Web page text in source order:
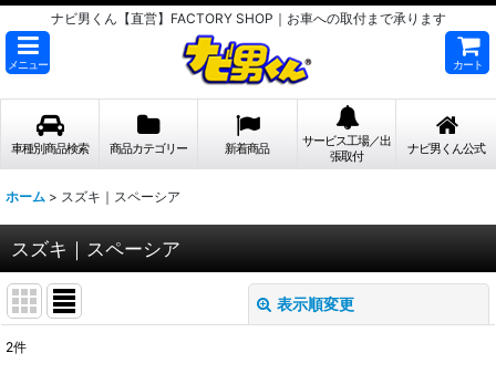
ナビ男くん【直営】FACTORY SHOP｜お車への取付まで承ります
メニュー カート
車種別商品検索 商品カテゴリー 新着商品
サービス工場／出
張取付
ナビ男くん公式
ホーム > スズキ｜スペーシア
スズキ｜スペーシア
表示順変更
2件